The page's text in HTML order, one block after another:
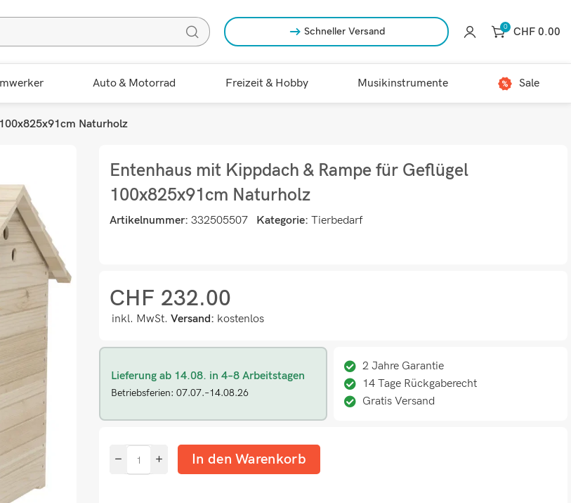
Schneller Versand 0 CHF 0.00
Auto & Motorrad Freizeit & Hobby Musikinstrumente Sale
Naturholz
Entenhaus mit Kippdach & Rampe für Geflügel
100x825x91cm Naturholz
Artikelnummer: 332505507 Kategorie: Tierbedarf
CHF 232.00
inkl. MwSt. Versand: kostenlos
Lieferung ab 14.08. in 4–8 Arbeitstagen
Betriebsferien: 07.07.–14.08.26
2 Jahre Garantie
14 Tage Rückgaberecht
Gratis Versand
In den Warenkorb